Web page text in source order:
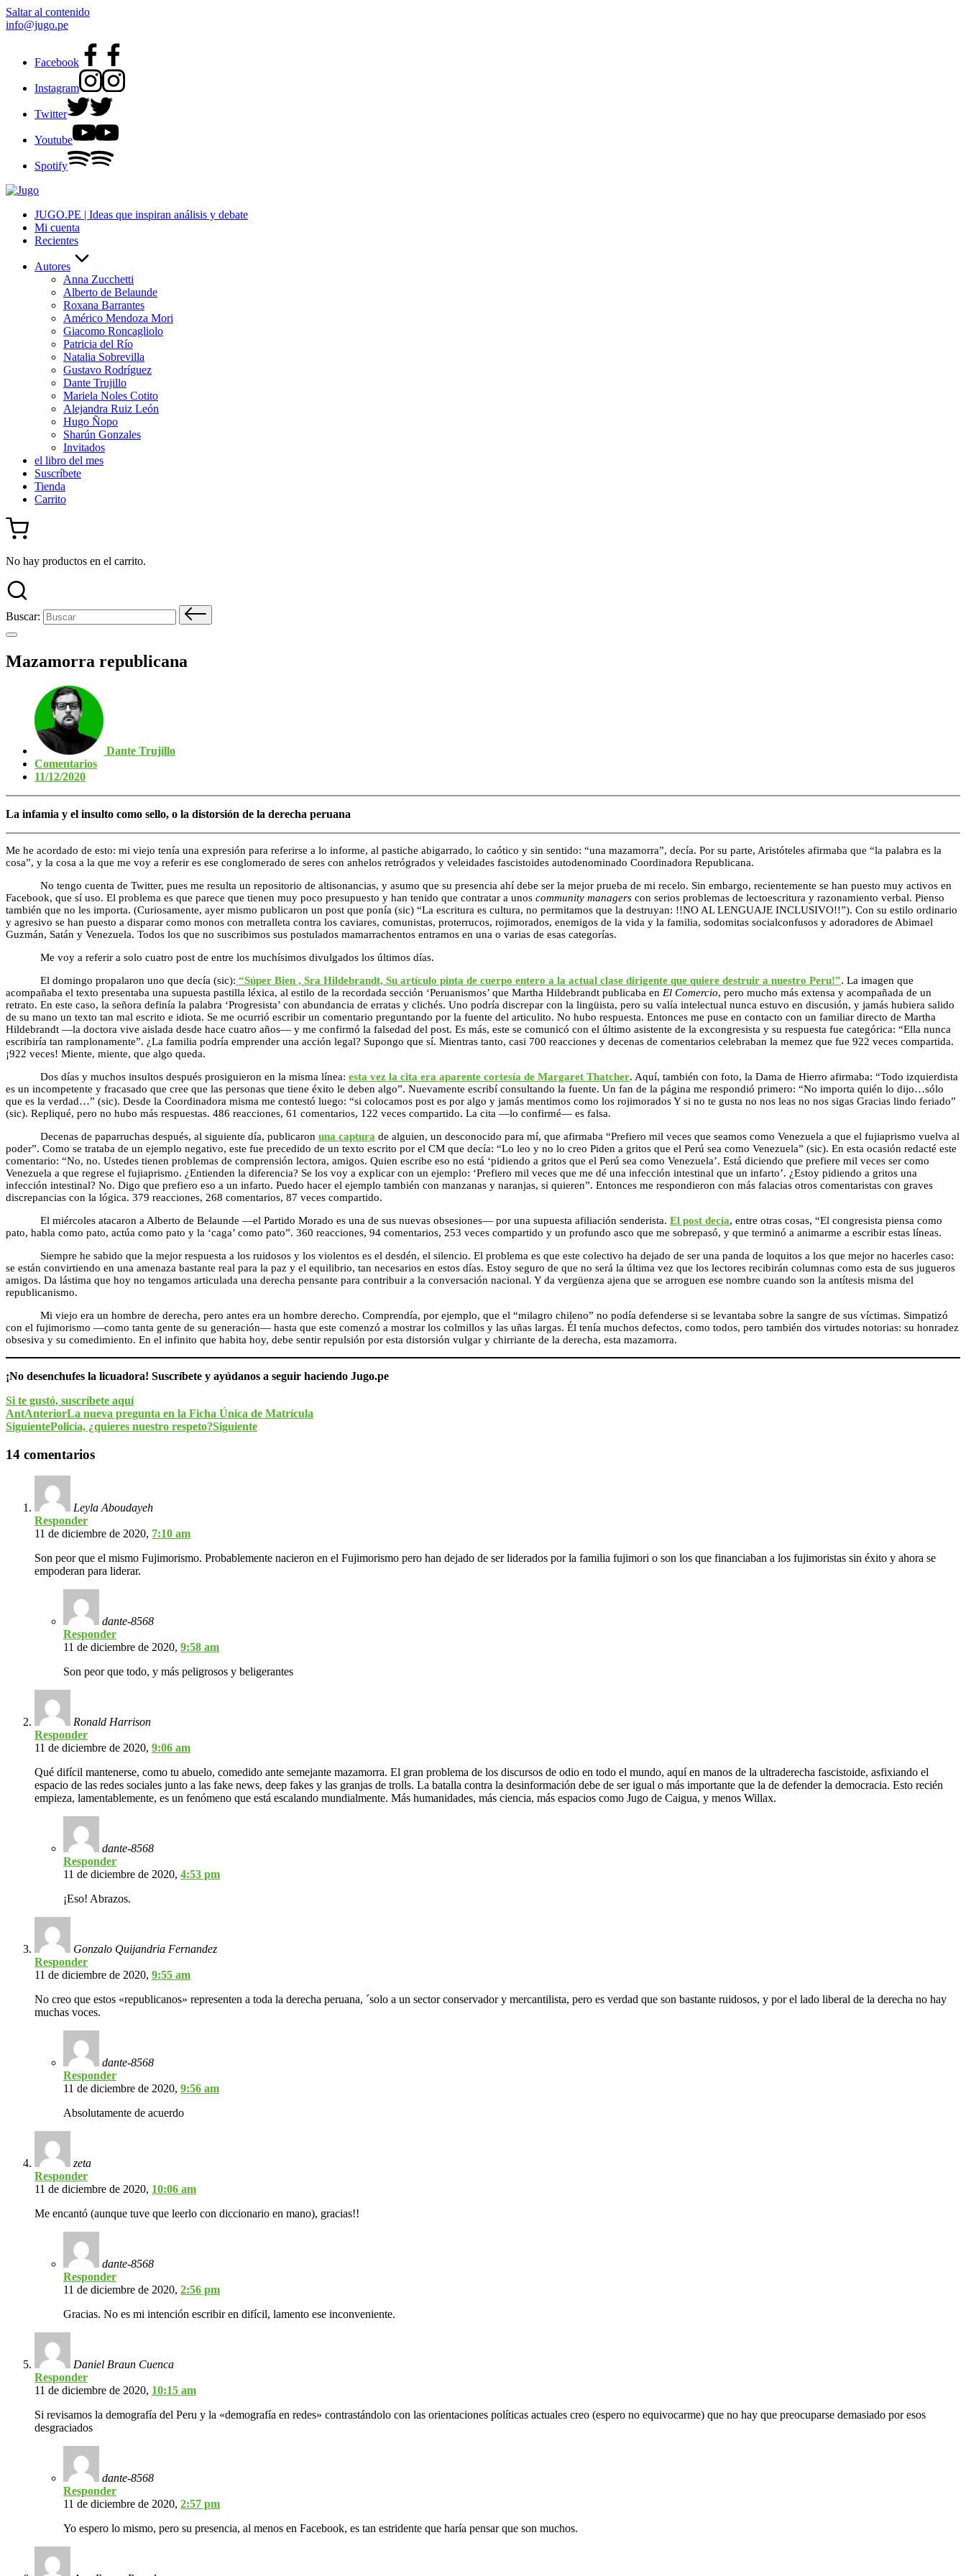
Saltar al contenido
info@jugo.pe
Facebook
Instagram
Twitter
Youtube
Spotify
JUGO.PE | Ideas que inspiran análisis y debate
Mi cuenta
Recientes
Autores
Anna Zucchetti
Alberto de Belaunde
Roxana Barrantes
Américo Mendoza Mori
Giacomo Roncagliolo
Patricia del Río
Natalia Sobrevilla
Gustavo Rodríguez
Dante Trujillo
Mariela Noles Cotito
Alejandra Ruiz León
Hugo Ñopo
Sharún Gonzales
Invitados
el libro del mes
Suscríbete
Tienda
Carrito
No hay productos en el carrito.
Buscar:
Mazamorra republicana
Dante Trujillo
Comentarios
11/12/2020
La infamia y el insulto como sello, o la distorsión de la derecha peruana
Me he acordado de esto: mi viejo tenía una expresión para referirse a lo informe, al pastiche abigarrado, lo caótico y sin sentido: “una mazamorra”, decía. Por su parte, Aristóteles afirmaba que “la palabra es la
cosa”, y la cosa a la que me voy a referir es ese conglomerado de seres con anhelos retrógrados y veleidades fascistoides autodenominado Coordinadora Republicana.
No tengo cuenta de Twitter, pues me resulta un repositorio de altisonancias, y asumo que su presencia ahí debe ser la mejor prueba de mi recelo. Sin embargo, recientemente se han puesto muy activos en
Facebook, que sí uso. El problema es que parece que tienen muy poco presupuesto y han tenido que contratar a unos community managers con serios problemas de lectoescritura y razonamiento verbal. Pienso
también que no les importa. (Curiosamente, ayer mismo publicaron un post que ponía (sic) “La escritura es cultura, no permitamos que la destruyan: !!NO AL LENGUAJE INCLUSIVO!!”). Con su estilo ordinario
y agresivo se han puesto a disparar como monos con metralleta contra los caviares, comunistas, proterrucos, rojimorados, enemigos de la vida y la familia, sodomitas socialconfusos y adoradores de Abimael
Guzmán, Satán y Venezuela. Todos los que no suscribimos sus postulados mamarrachentos entramos en una o varias de esas categorías.
Me voy a referir a solo cuatro post de entre los muchísimos divulgados los últimos días.
El domingo propalaron uno que decía (sic): “Súper Bien , Sra Hildebrandt, Su artículo pinta de cuerpo entero a la actual clase dirigente que quiere destruir a nuestro Peru!”. La imagen que
acompañaba el texto presentaba una supuesta pastilla léxica, al estilo de la recordada sección ‘Peruanismos’ que Martha Hildebrandt publicaba en El Comercio, pero mucho más extensa y acompañada de un
retrato. En este caso, la señora definía la palabra ‘Progresista’ con abundancia de erratas y clichés. Uno podría discrepar con la lingüista, pero su valía intelectual nunca estuvo en discusión, y jamás hubiera salido
de su mano un texto tan mal escrito e idiota. Se me ocurrió escribir un comentario preguntando por la fuente del articulito. No hubo respuesta. Entonces me puse en contacto con un familiar directo de Martha
Hildebrandt —la doctora vive aislada desde hace cuatro años— y me confirmó la falsedad del post. Es más, este se comunicó con el último asistente de la excongresista y su respuesta fue categórica: “Ella nunca
escribiría tan ramplonamente”. ¿La familia podría emprender una acción legal? Supongo que sí. Mientras tanto, casi 700 reacciones y decenas de comentarios celebraban la memez que fue 922 veces compartida.
¡922 veces! Miente, miente, que algo queda.
Dos días y muchos insultos después prosiguieron en la misma línea: esta vez la cita era aparente cortesía de Margaret Thatcher. Aquí, también con foto, la Dama de Hierro afirmaba: “Todo izquierdista
es un incompetente y fracasado que cree que las personas que tiene éxito le deben algo”. Nuevamente escribí consultando la fuente. Un fan de la página me respondió primero: “No importa quién lo dijo…sólo
que es la verdad…” (sic). Desde la Coordinadora misma me contestó luego: “si colocamos post es por algo y jamás mentimos como los rojimorados Y si no te gusta no nos leas no nos sigas Gracias lindo feriado”
(sic). Repliqué, pero no hubo más respuestas. 486 reacciones, 61 comentarios, 122 veces compartido. La cita —lo confirmé— es falsa.
Decenas de paparruchas después, al siguiente día, publicaron una captura de alguien, un desconocido para mí, que afirmaba “Prefiero mil veces que seamos como Venezuela a que el fujiaprismo vuelva al
poder”. Como se trataba de un ejemplo negativo, este fue precedido de un texto escrito por el CM que decía: “Lo leo y no lo creo Piden a gritos que el Perú sea como Venezuela” (sic). En esta ocasión redacté este
comentario: “No, no. Ustedes tienen problemas de comprensión lectora, amigos. Quien escribe eso no está ‘pidiendo a gritos que el Perú sea como Venezuela’. Está diciendo que prefiere mil veces ser como
Venezuela a que regrese el fujiaprismo. ¿Entienden la diferencia? Se los voy a explicar con un ejemplo: ‘Prefiero mil veces que me dé una infección intestinal que un infarto’. ¿Estoy pidiendo a gritos una
infección intestinal? No. Digo que prefiero eso a un infarto. Puedo hacer el ejemplo también con manzanas y naranjas, si quieren”. Entonces me respondieron con más falacias otros comentaristas con graves
discrepancias con la lógica. 379 reacciones, 268 comentarios, 87 veces compartido.
El miércoles atacaron a Alberto de Belaunde —el Partido Morado es una de sus nuevas obsesiones— por una supuesta afiliación senderista. El post decía, entre otras cosas, “El congresista piensa como
pato, habla como pato, actúa como pato y la ‘caga’ como pato”. 360 reacciones, 94 comentarios, 253 veces compartido y un profundo asco que me sobrepasó, y que terminó a animarme a escribir estas líneas.
Siempre he sabido que la mejor respuesta a los ruidosos y los violentos es el desdén, el silencio. El problema es que este colectivo ha dejado de ser una panda de loquitos a los que mejor no hacerles caso:
se están convirtiendo en una amenaza bastante real para la paz y el equilibrio, tan necesarios en estos días. Estoy seguro de que no será la última vez que los lectores recibirán columnas como esta de sus jugueros
amigos. Da lástima que hoy no tengamos articulada una derecha pensante para contribuir a la conversación nacional. Y da vergüenza ajena que se arroguen ese nombre cuando son la antítesis misma del
republicanismo.
Mi viejo era un hombre de derecha, pero antes era un hombre derecho. Comprendía, por ejemplo, que el “milagro chileno” no podía defenderse si se levantaba sobre la sangre de sus víctimas. Simpatizó
con el fujimorismo —como tanta gente de su generación— hasta que este comenzó a mostrar los colmillos y las uñas largas. Él tenía muchos defectos, como todos, pero también dos virtudes notorias: su honradez
obsesiva y su comedimiento. En el infinito que habita hoy, debe sentir repulsión por esta distorsión vulgar y chirriante de la derecha, esta mazamorra.
¡No desenchufes la licuadora! Suscríbete y ayúdanos a seguir haciendo Jugo.pe
Si te gustó, suscríbete aquí
AntAnteriorLa nueva pregunta en la Ficha Única de Matrícula
SiguientePolicía, ¿quieres nuestro respeto?Siguiente
14 comentarios
Leyla Aboudayeh
Responder
11 de diciembre de 2020, 7:10 am
Son peor que el mismo Fujimorismo. Probablemente nacieron en el Fujimorismo pero han dejado de ser liderados por la familia fujimori o son los que financiaban a los fujimoristas sin éxito y ahora se
empoderan para liderar.
dante-8568
Responder
11 de diciembre de 2020, 9:58 am
Son peor que todo, y más peligrosos y beligerantes
Ronald Harrison
Responder
11 de diciembre de 2020, 9:06 am
Qué difícil mantenerse, como tu abuelo, comedido ante semejante mazamorra. El gran problema de los discursos de odio en todo el mundo, aquí en manos de la ultraderecha fascistoide, asfixiando el
espacio de las redes sociales junto a las fake news, deep fakes y las granjas de trolls. La batalla contra la desinformación debe de ser igual o más importante que la de defender la democracia. Esto recién
empieza, lamentablemente, es un fenómeno que está escalando mundialmente. Más humanidades, más ciencia, más espacios como Jugo de Caigua, y menos Willax.
dante-8568
Responder
11 de diciembre de 2020, 4:53 pm
¡Eso! Abrazos.
Gonzalo Quijandria Fernandez
Responder
11 de diciembre de 2020, 9:55 am
No creo que estos «republicanos» representen a toda la derecha peruana, ´solo a un sector conservador y mercantilista, pero es verdad que son bastante ruidosos, y por el lado liberal de la derecha no hay
muchas voces.
dante-8568
Responder
11 de diciembre de 2020, 9:56 am
Absolutamente de acuerdo
zeta
Responder
11 de diciembre de 2020, 10:06 am
Me encantó (aunque tuve que leerlo con diccionario en mano), gracias!!
dante-8568
Responder
11 de diciembre de 2020, 2:56 pm
Gracias. No es mi intención escribir en difícil, lamento ese inconveniente.
Daniel Braun Cuenca
Responder
11 de diciembre de 2020, 10:15 am
Si revisamos la demografía del Peru y la «demografía en redes» contrastándolo con las orientaciones políticas actuales creo (espero no equivocarme) que no hay que preocuparse demasiado por esos
desgraciados
dante-8568
Responder
11 de diciembre de 2020, 2:57 pm
Yo espero lo mismo, pero su presencia, al menos en Facebook, es tan estridente que haría pensar que son muchos.